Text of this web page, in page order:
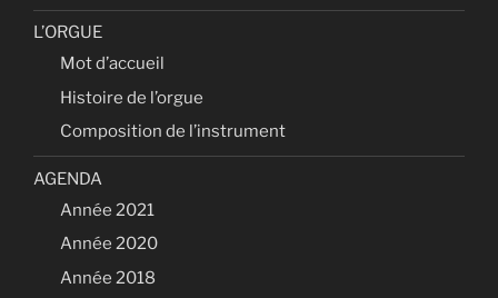
L’ORGUE
Mot d’accueil
Histoire de l’orgue
Composition de l’instrument
AGENDA
Année 2021
Année 2020
Année 2018